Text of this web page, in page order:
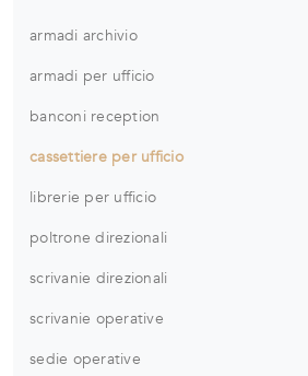
armadi archivio
armadi per ufficio
banconi reception
cassettiere per ufficio
librerie per ufficio
poltrone direzionali
scrivanie direzionali
scrivanie operative
sedie operative